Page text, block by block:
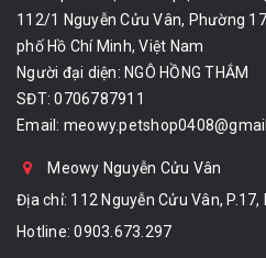
112/1 Nguyễn Cửu Vân, Phường
phố Hồ Chí Minh, Việt Nam
Người đại diện: NGÔ HỒNG THẮM
SĐT: 0706787911
Email:
Meowy Nguyễn Cửu Vân
Địa chỉ: 112 Nguyễn Cửu Vân, P.17,
Hotline:0903.673.297